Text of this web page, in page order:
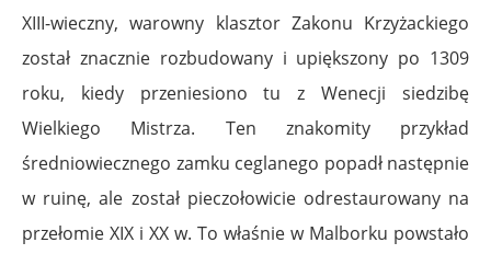
XIII-wieczny, warowny klasztor Zakonu Krzyżackiego
został znacznie rozbudowany i upiększony po 1309
roku, kiedy przeniesiono tu z Wenecji siedzibę
Wielkiego Mistrza. Ten znakomity przykład
średniowiecznego zamku ceglanego popadł następnie
w ruinę, ale został pieczołowicie odrestaurowany na
przełomie XIX i XX w. To właśnie w Malborku powstało